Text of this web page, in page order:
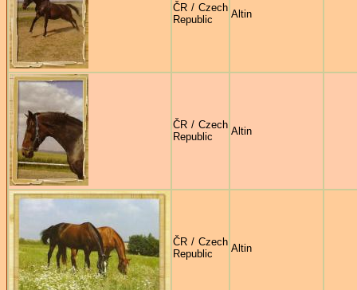
ČR / Czech
Republic
Altin
ČR / Czech
Republic
Altin
ČR / Czech
Republic
Altin